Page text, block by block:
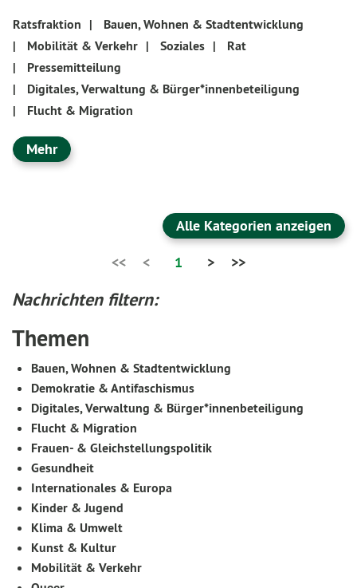
Ratsfraktion |
Bauen, Wohnen & Stadtentwicklung
|
Mobilität & Verkehr | Soziales |
Rat
|
Pressemitteilung
|
Digitales, Verwaltung & Bürger*innenbeteiligung
|
Flucht & Migration
Mehr
Alle Kategorien anzeigen
<<
< 1 > >>
Nachrichten filtern:
Themen
Bauen, Wohnen & Stadtentwicklung
Demokratie & Antifaschismus
Digitales, Verwaltung & Bürger*innenbeteiligung
Flucht & Migration
Frauen- & Gleichstellungspolitik
Gesundheit
Internationales & Europa
Kinder & Jugend
Klima & Umwelt
Kunst & Kultur
Mobilität & Verkehr